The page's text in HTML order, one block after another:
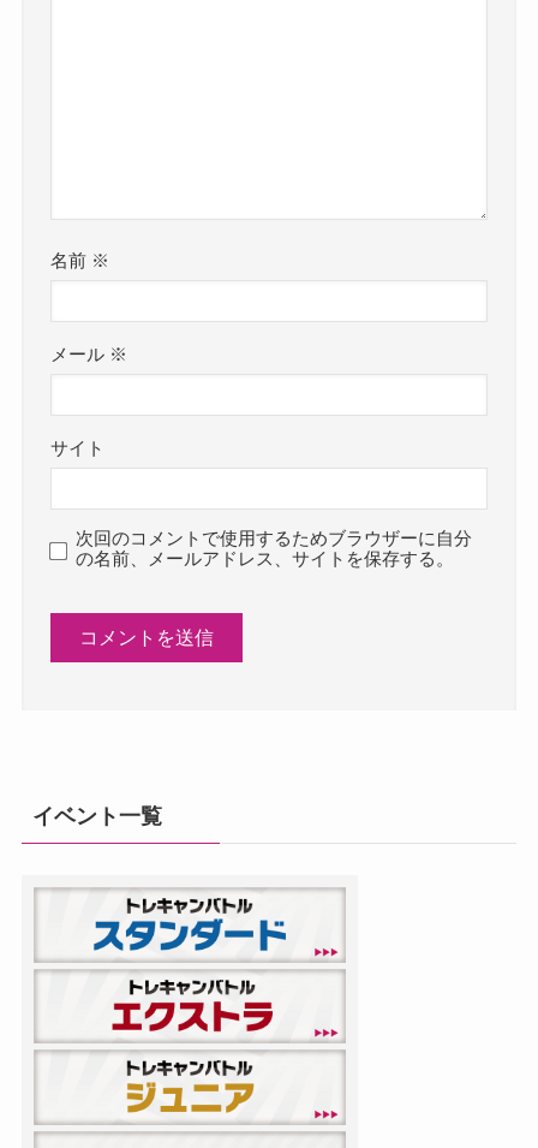
名前 ※
メール ※
サイト
次回のコメントで使用するためブラウザーに自分
の名前、メールアドレス、サイトを保存する。
イベント一覧